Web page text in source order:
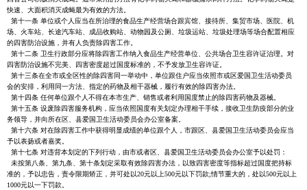
快速、大面积消灭成蝇最为有效的方法。
第十一条 单位或个人应当在所治理的食品生产经营场合跟宾馆、接待所、集贸市场、医院、机
场、火车站、长途汽车站、成品收购站、动物园及公厕、垃圾运站、垃圾处理场等场合配置相应
的四害防治设施，并有人负责除四害工作。
第十二条 卫生行政部分应将除四害工作纳入食品生产经营单位、公共场合卫生容许证治理。对
四害防治设施不完美、四害密度超过国度标准的，不予发放卫生容许证。
第十三条在全市或全区性的除四害同一举动中，单位跟住户应当依照市或区爱国卫生活动委员
会的安排，利用同一方法、指定的药物及相干器械，履行有效的除四害办法。
第十四条 任何单位跟个人不得在本市生产、销售或者利用国度禁止的除四害药物及器械。
第十五条 设废除四害服务机构，应当依照国度有关划定办理相干手续，接收卫生防疫部分的业
务领导，并向所在区、县爱国卫生活动委员会办公室备案。
第十六条 对在除四害工作中获得明显成绩的单位跟个人，市跟区、县爱国卫生活动委员会应当
予以表扬或者嘉奖。
第十七条 对违背本划定的下列行动，由市或者区、县爱国卫生活动委员会办公室予以处罚：
未按第八条、第九条、第十条划定采取有效除四害办法，以致四害密度等指标超过国度把持标
准的，予以忠告，责令限期矫正，并可处以20元以上500元以下罚款;情节重大的，处以500元以上
1000元以一下罚款。